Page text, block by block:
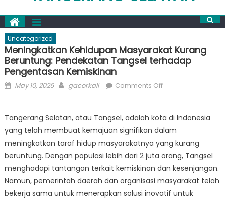
Uncategorized
Meningkatkan Kehidupan Masyarakat Kurang
Beruntung: Pendekatan Tangsel terhadap
Pengentasan Kemiskinan
Posted
May 10, 2026 Author
gacorkali Comments Offon
Masyarakat
Kurang
Beruntung:
Pendekatan
Tangsel
terhadap
Pengentasan
Tangerang Selatan, atau Tangsel, adalah kota di Indonesia
yang telah membuat kemajuan signifikan dalam
meningkatkan taraf hidup masyarakatnya yang kurang
beruntung. Dengan populasi lebih dari 2 juta orang, Tangsel
menghadapi tantangan terkait kemiskinan dan kesenjangan.
Namun, pemerintah daerah dan organisasi masyarakat telah
bekerja sama untuk menerapkan solusi inovatif untuk